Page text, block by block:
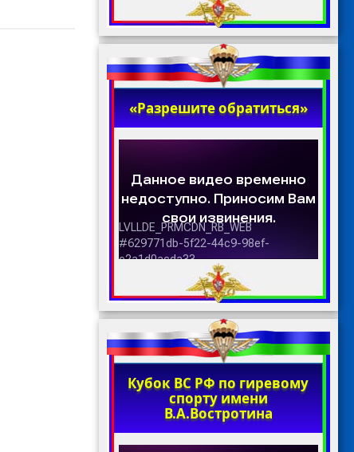
«Разрешите обратиться»
Кубок ВС РФ по гиревому
спорту имени
В.А.Востротина